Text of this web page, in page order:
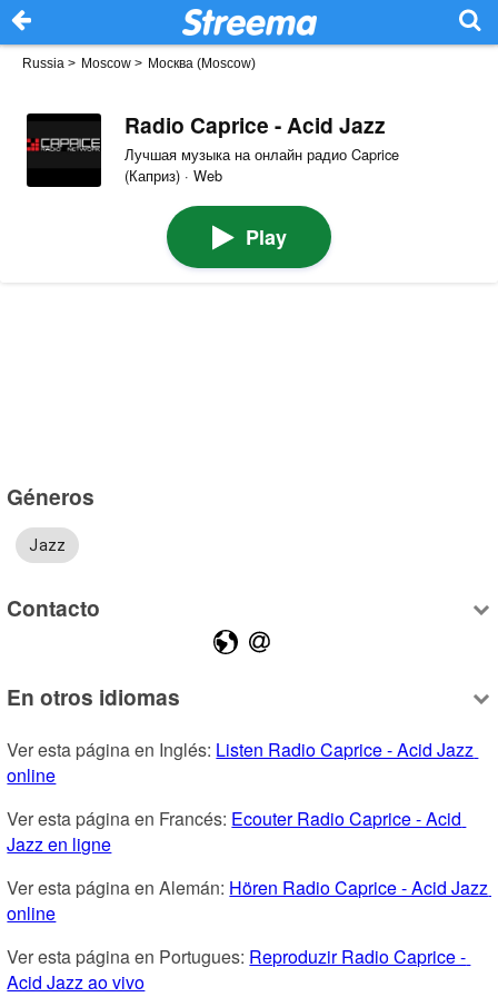
Russia > Moscow > Москва (Moscow)
Radio Caprice - Acid Jazz
Лучшая музыка на онлайн радио Caprice
(Каприз) · Web
Play
Géneros
Jazz
Contacto
En otros idiomas
Ver esta página en Inglés: Listen Radio Caprice - Acid Jazz
online
Ver esta página en Francés: Ecouter Radio Caprice - Acid
Jazz en ligne
Ver esta página en Alemán: Hören Radio Caprice - Acid Jazz
online
Ver esta página en Portugues: Reproduzir Radio Caprice -
Acid Jazz ao vivo